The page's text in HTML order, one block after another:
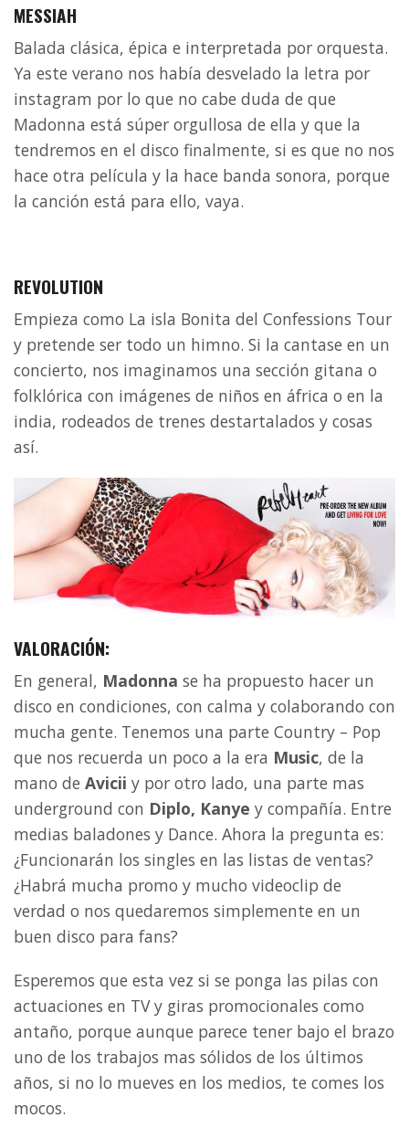
MESSIAH
Balada clásica, épica e interpretada por orquesta.
Ya este verano nos había desvelado la letra por
instagram por lo que no cabe duda de que
Madonna está súper orgullosa de ella y que la
tendremos en el disco finalmente, si es que no nos
hace otra película y la hace banda sonora, porque
la canción está para ello, vaya.
REVOLUTION
Empieza como La isla Bonita del Confessions Tour
y pretende ser todo un himno. Si la cantase en un
concierto, nos imaginamos una sección gitana o
folklórica con imágenes de niños en áfrica o en la
india, rodeados de trenes destartalados y cosas
así.
VALORACIÓN:
En general, Madonna se ha propuesto hacer un
disco en condiciones, con calma y colaborando con
mucha gente. Tenemos una parte Country – Pop
que nos recuerda un poco a la era Music, de la
mano de Avicii y por otro lado, una parte mas
underground con Diplo, Kanye y compañía. Entre
medias baladones y Dance. Ahora la pregunta es:
¿Funcionarán los singles en las listas de ventas?
¿Habrá mucha promo y mucho videoclip de
verdad o nos quedaremos simplemente en un
buen disco para fans?
Esperemos que esta vez si se ponga las pilas con
actuaciones en TV y giras promocionales como
antaño, porque aunque parece tener bajo el brazo
uno de los trabajos mas sólidos de los últimos
años, si no lo mueves en los medios, te comes los
mocos.